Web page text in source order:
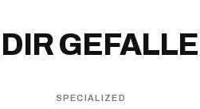
SPECIALIZED